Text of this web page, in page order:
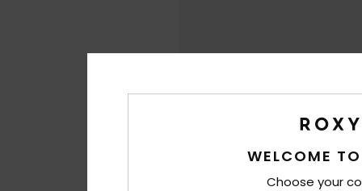
WELCOME
Choose your